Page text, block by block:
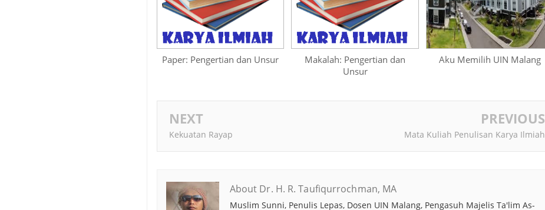
Paper: Pengertian dan Unsur
Makalah: Pengertian dan
Unsur
Aku Memilih UIN Malang
NEXT
Kekuatan Rayap
PREVIOUS
Mata Kuliah Penulisan Karya Ilmiah
About Dr. H. R. Taufiqurrochman, MA
Muslim Sunni, Penulis Lepas, Dosen UIN Malang, Pengasuh Majelis Ta'lim As-